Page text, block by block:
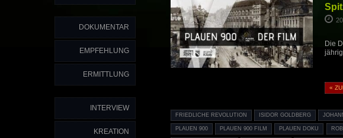
DOKUMENTAR
EMPFEHLUNG
ERMITTLUNG
INTERVIEW
KREATION
Die
«
FRIEDLICHE REVOLUTION ISIDOR GOLDBERG
PLAUEN 900 PLAUEN 900 FILM PLAUEN DOKU